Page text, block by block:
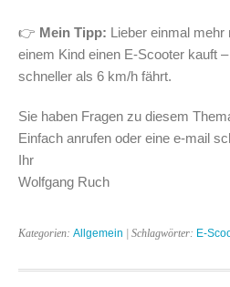
👉 Mein Tipp: Lieber einmal
einem Kind einen E-Scooter kauft
schneller als 6 km/h fährt.
Sie haben Fragen zu diesem
Einfach anrufen oder eine e-mail
Ihr
Wolfgang Ruch
Kategorien: Allgemein | Schlagwörter: E-